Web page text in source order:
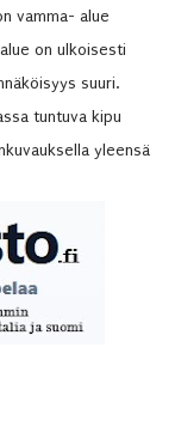
vamma- alue
on ulkoisesti
suuri.
tuntuva kipu
yleensä